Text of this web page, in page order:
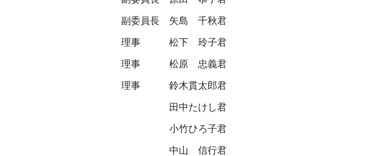
副委員長 矢島 千秋君
理事 松下 玲子君
理事 松原 忠義君
理事 鈴木貫太郎君
田中たけし君
小竹ひろ子君
中山 信行君